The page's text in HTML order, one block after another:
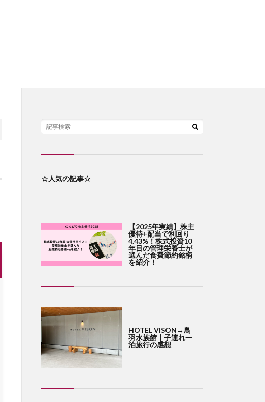
☆人気の記事☆
【2025年実績】株主
優待+配当で利回り
4.43%！株式投資10
年目の管理栄養士が
選んだ食費節約銘柄
を紹介！
HOTEL VISON→鳥
羽水族館｜子連れ一
泊旅行の感想